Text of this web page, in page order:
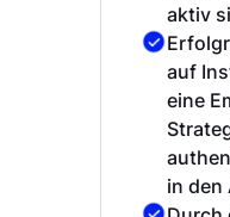
aktiv
auf
eine
in den